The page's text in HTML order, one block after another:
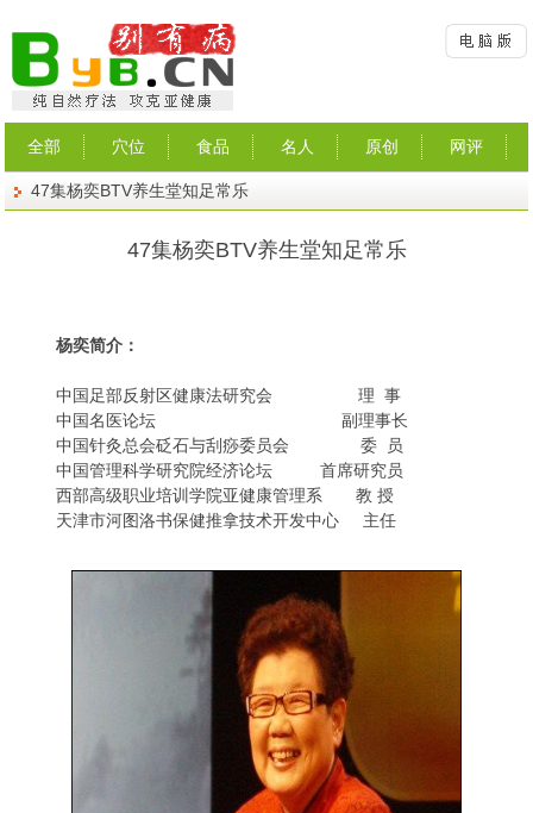
全部 穴位 食品 名人 原创 网评
47集杨奕BTV养生堂知足常乐
47集杨奕BTV养生堂知足常乐
杨奕简介：
中国足部反射区健康法研究会 理 事
中国名医论坛 副理事长
中国针灸总会砭石与刮痧委员会 委 员
中国管理科学研究院经济论坛 首席研究员
西部高级职业培训学院亚健康管理系 教 授
天津市河图洛书保健推拿技术开发中心 主任